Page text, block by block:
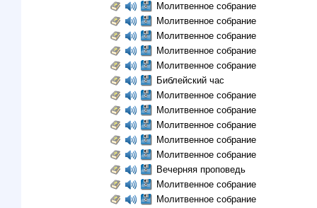
Молитвенное собрание
Молитвенное собрание
Молитвенное собрание
Молитвенное собрание
Молитвенное собрание
Библейский час
Молитвенное собрание
Молитвенное собрание
Молитвенное собрание
Молитвенное собрание
Молитвенное собрание
Вечерняя проповедь
Молитвенное собрание
Молитвенное собрание